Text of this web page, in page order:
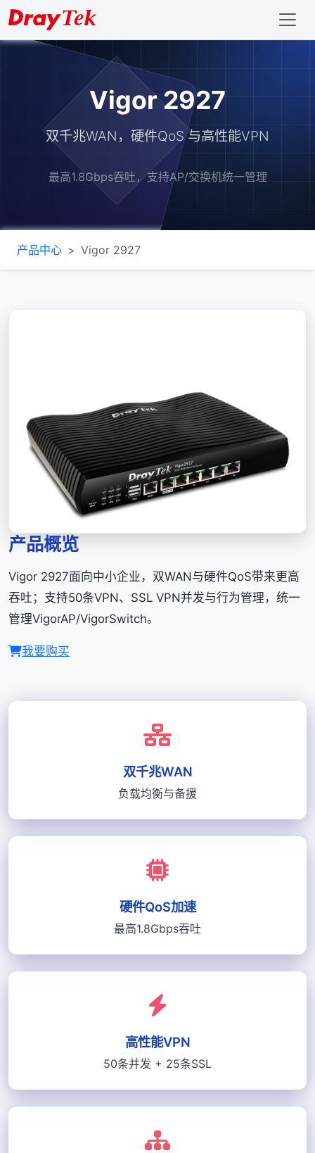
Vigor 2927
双千兆WAN，硬件QoS 与高性能VPN
最高1.8Gbps吞吐，支持AP/交换机统一管理
产品中心 Vigor 2927
产品概览
Vigor 2927面向中小企业，双WAN与硬件QoS带来更高
吞吐；支持50条VPN、SSL VPN并发与行为管理，统一
管理VigorAP/VigorSwitch。
我要购买
双千兆WAN
负载均衡与备援
硬件QoS加速
最高1.8Gbps吞吐
高性能VPN
50条并发 + 25条SSL